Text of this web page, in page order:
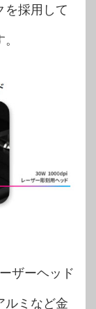
を採用して
ザーヘッド
ルミなど金